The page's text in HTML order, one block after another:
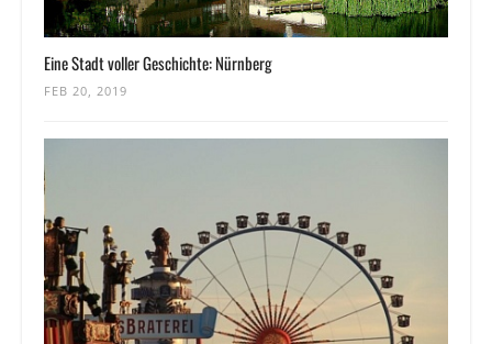
Eine Stadt voller Geschichte: Nürnberg
FEB 20, 2019